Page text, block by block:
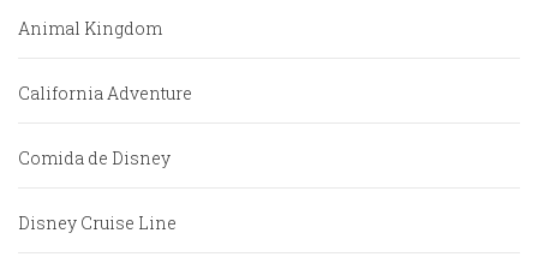
Animal Kingdom
California Adventure
Comida de Disney
Disney Cruise Line